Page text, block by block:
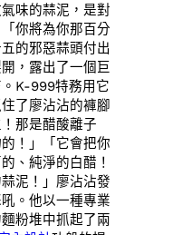
味的蒜泥，是對
你將為你那百分
的邪惡蒜頭付出
，露出了一個巨
K-999特務用它
了廖沾沾的褲腳
那是醋酸離子
！」「它會把你
、純淨的白醋！
泥！」廖沾沾發
。他以一種專業
粉堆中抓起了兩